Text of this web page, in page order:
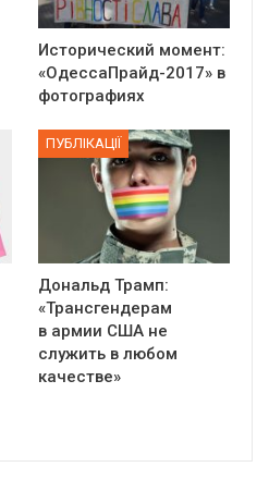
Исторический момент:
«ОдессаПрайд-2017» в
фотографиях
ПУБЛІКАЦІЇ
Дональд Трамп:
«Трансгендерам
в армии США не
служить в любом
качестве»